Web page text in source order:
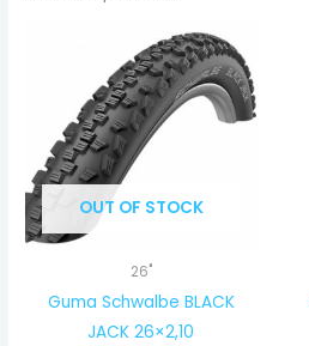
OUT OF STOCK
26"
Guma Schwalbe BLACK
JACK 26×2,10